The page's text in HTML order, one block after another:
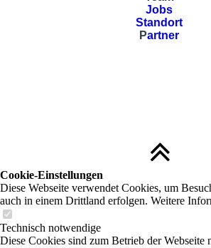
Jobs
Standort
Partner
Cookie-Einstellungen
Diese Webseite verwendet Cookies, um
auch in einem Drittland erfolgen. Weitere
Technisch notwendige
Diese Cookies sind zum Betrieb der